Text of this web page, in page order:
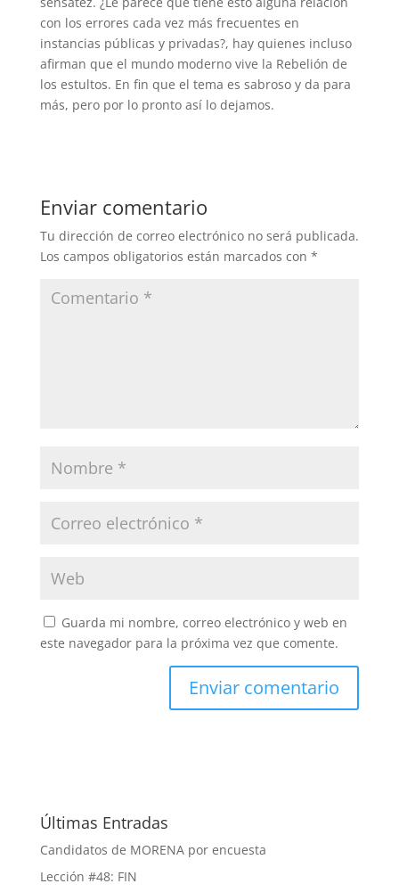
con los errores cada vez más frecuentes en
instancias públicas y privadas?, hay quienes incluso
afirman que el mundo moderno vive la Rebelión de
los estultos. En fin que el tema es sabroso y da para
más, pero por lo pronto así lo dejamos.
Enviar comentario
Tu dirección de correo electrónico no será publicada.
Los campos obligatorios están marcados con *
Guarda mi nombre, correo electrónico y web en
este navegador para la próxima vez que comente.
Últimas Entradas
Candidatos de MORENA por encuesta
Lección #48: FIN